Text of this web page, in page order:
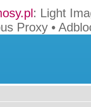
: Light
Proxy •